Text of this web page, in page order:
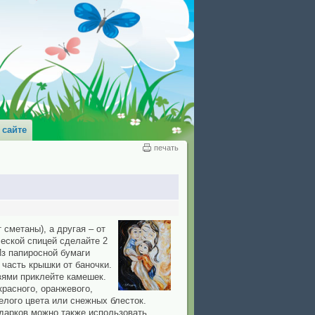
печать
а другая – от
спицей сделайте 2
папиросной бумаги
крышки от баночки.
приклейте камешек.
оранжевого,
цвета или снежных блесток.
можно также использовать